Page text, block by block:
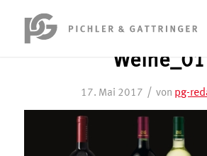
Weine_01
17. Mai 2017 / von pg-